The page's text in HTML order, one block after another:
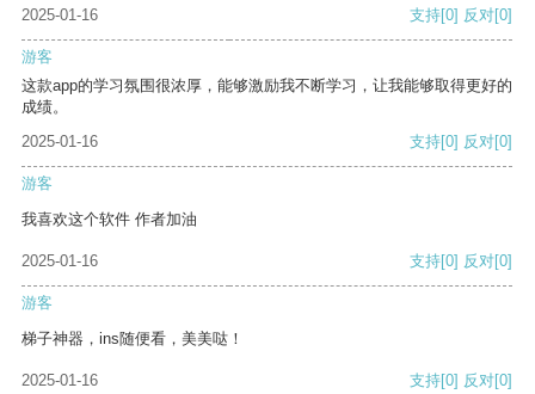
2025-01-16
支持[0] 反对[0]
游客
这款app的学习氛围很浓厚，能够激励我不断学习，让我能够取得更好的
成绩。
2025-01-16
支持[0] 反对[0]
游客
我喜欢这个软件 作者加油
2025-01-16 支持[0] 反对[0]
游客
梯子神器，ins随便看，美美哒！
2025-01-16 支持[0] 反对[0]